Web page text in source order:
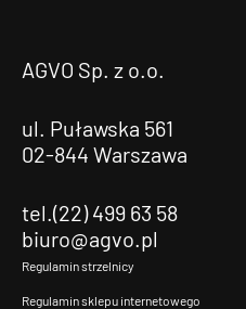
AGVO Sp. z o.o.
ul. Puławska 561
02-844 Warszawa
tel.(22) 499 63 58
biuro@agvo.pl
Regulamin strzelnicy
Regulamin sklepu internetowego